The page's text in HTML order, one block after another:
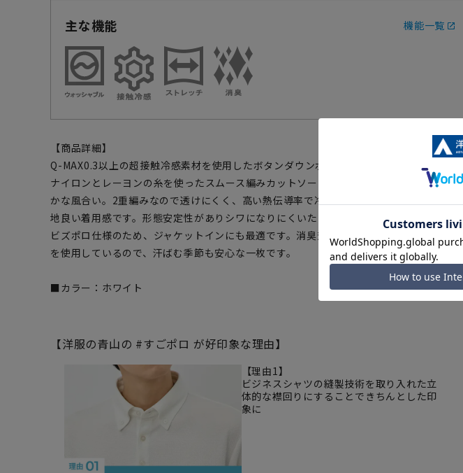
主な機能 機能一覧
【商品詳細】
Q-MAX0.3以上の超接触冷感素材を使用したボタンダウンポロシャツです。
ナイロンとレーヨンの糸を使ったスムース編みカットソー生地は、上品な光沢があり滑ら
かな風合い。2重編みなので透けにくく、高い熱伝導率で冷たく、通気性がありサラっと心
地良い着用感です。形態安定性がありシワになりにくいためお手入れも簡単。台襟付きの
ビズポロ仕様のため、ジャケットインにも最適です。消臭効果のあるデオドラントテープ
を使用しているので、汗ばむ季節も安心な一枚です。
■カラー：ホワイト
【洋服の青山の #すごポロ が好印象な理由】
【理由1】
ビジネスシャツの縫製技術を取り入れた立
体的な襟回りにすることできちんとした印
象に